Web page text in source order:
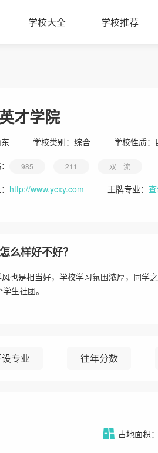
学校大全 学校推荐
才学院
学校类别： 综合 学校性质：
985 211 双一流
http://www.ycxy.com 王牌专业：
么样好不好？
也是相当好，学校学习氛围浓厚，同学
生社团。
专业 往年分数
占地面积